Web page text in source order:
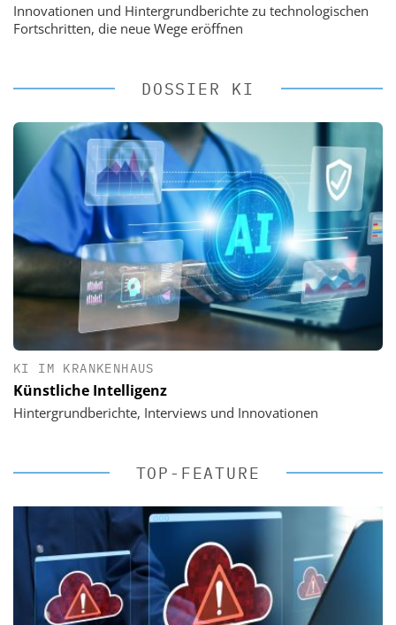
Innovationen und Hintergrundberichte zu technologischen
Fortschritten, die neue Wege eröffnen
DOSSIER KI
KI IM KRANKENHAUS
Künstliche Intelligenz
Hintergrundberichte, Interviews und Innovationen
TOP-FEATURE